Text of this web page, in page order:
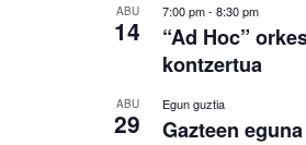
ABU
14
7:00 pm- 8:30 pm
“Ad Hoc”
kontzertua
ABU
29
Egun guztia
Gazteen eguna